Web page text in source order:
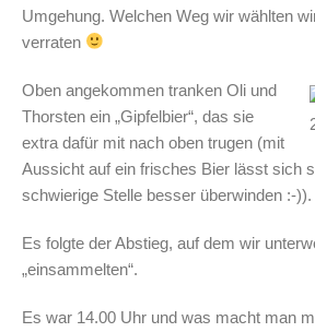
Umgehung. Welchen Weg wir wählten
verraten
Oben angekommen tranken Oli und
Thorsten ein „Gipfelbier“, das sie
extra dafür mit nach oben trugen (mit
Aussicht auf ein frisches Bier lässt sich
schwierige Stelle besser überwinden :-)).
Es folgte der Abstieg, auf dem wir
„einsammelten“.
Es war 14.00 Uhr und was macht man